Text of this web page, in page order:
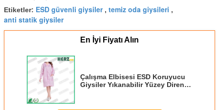
Etiketler: ESD güvenli giysiler, temiz oda giysileri ,
anti statik giysiler
En İyi Fiyatı Alın
Çalışma Elbisesi ESD Koruyucu
Giysiler Yıkanabilir Yüzey Direnci